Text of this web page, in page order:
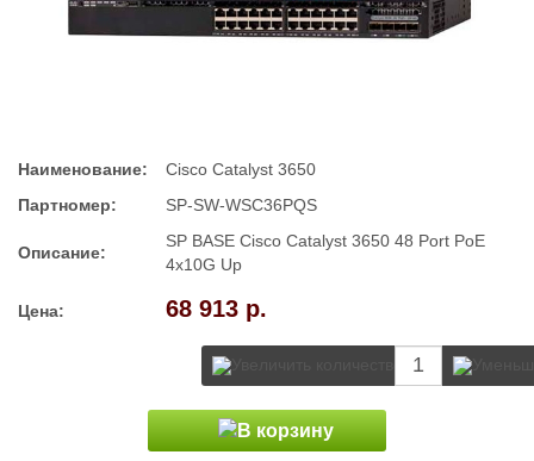
Наименование:
Cisco Catalyst 3650
Партномер:
SP-SW-WSC36PQS
Описание:
SP BASE Cisco Catalyst 3650 48 Port PoE
4x10G Up
Цена: 68 913 р.